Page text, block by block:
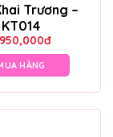
Trương –
KT014
đ
HÀNG